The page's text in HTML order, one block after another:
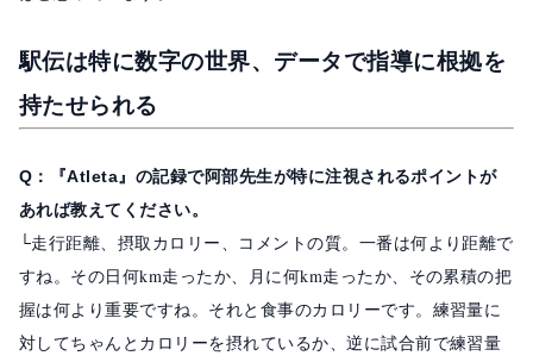
駅伝は特に数字の世界、データで指導に根拠を
持たせられる
Q：『Atleta』の記録で阿部先生が特に注視されるポイントが
あれば教えてください。
└走行距離、摂取カロリー、コメントの質。一番は何より距離で
すね。その日何km走ったか、月に何km走ったか、その累積の把
握は何より重要ですね。それと食事のカロリーです。練習量に
対してちゃんとカロリーを摂れているか、逆に試合前で練習量